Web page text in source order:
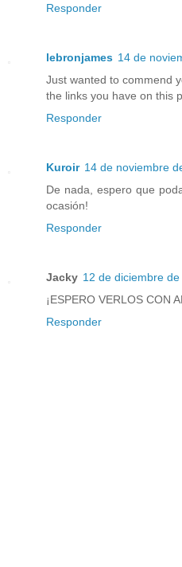
Responder
lebronjames 14 de
Just wanted to commend
the links you have on this
Responder
Kuroir 14 de noviembre
De nada, espero que
ocasión!
Responder
Jacky 12 de diciembre
¡ESPERO VERLOS CON
Responder